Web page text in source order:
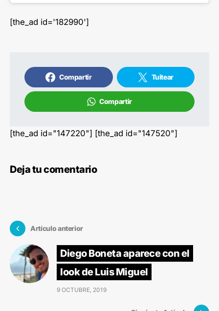
[the_ad id='182990']
Compartir Tuitear
Compartir
[the_ad id="147220"] [the_ad id="147520"]
Deja tu comentario
Artículo anterior
Diego Boneta aparece con el
look de Luis Miguel
9 OCTUBRE, 2019